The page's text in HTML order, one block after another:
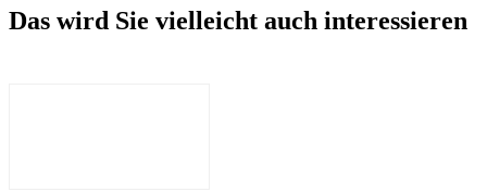
Das wird Sie vielleicht auch interessieren